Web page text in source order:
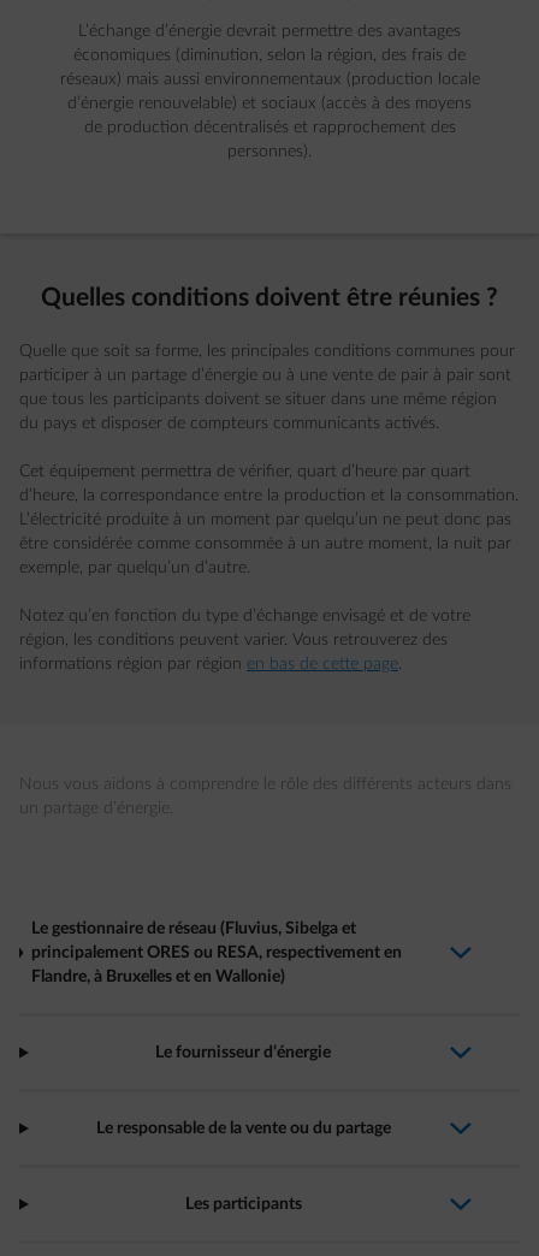
L’échange d’énergie devrait permettre des avantages
économiques (diminution, selon la région, des frais de
réseaux) mais aussi environnementaux (production locale
d’énergie renouvelable) et sociaux (accès à des moyens
de production décentralisés et rapprochement des
personnes).
Quelles conditions doivent être réunies ?
Quelle que soit sa forme, les principales conditions communes pour
participer à un partage d’énergie ou à une vente de pair à pair sont
que tous les participants doivent se situer dans une même région
du pays et disposer de compteurs communicants activés.
Cet équipement permettra de vérifier, quart d’heure par quart
d’heure, la correspondance entre la production et la consommation.
L’électricité produite à un moment par quelqu’un ne peut donc pas
être considérée comme consommée à un autre moment, la nuit par
exemple, par quelqu’un d’autre.
Notez qu’en fonction du type d’échange envisagé et de votre
région, les conditions peuvent varier. Vous retrouverez des
informations région par région en bas de cette page.
Nous vous aidons à comprendre le rôle des différents acteurs dans
un partage d’énergie.
Le gestionnaire de réseau (Fluvius, Sibelga et
principalement ORES ou RESA, respectivement en
Flandre, à Bruxelles et en Wallonie)
arrow-down-fwd
Le fournisseur d’énergie arrow-down-fwd
Le responsable de la vente ou du partage arrow-down-fwd
Les participants arrow-down-fwd